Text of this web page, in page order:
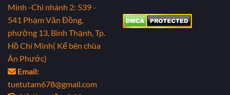
Minh -Chi nhánh 2: 539 -
541 Phạm Văn Đồng,
phường 13, Bình Thạnh, Tp.
Hồ Chí Minh( Kế bên chùa
Ân Phước)
Email:
tuetutam678@gmail.com